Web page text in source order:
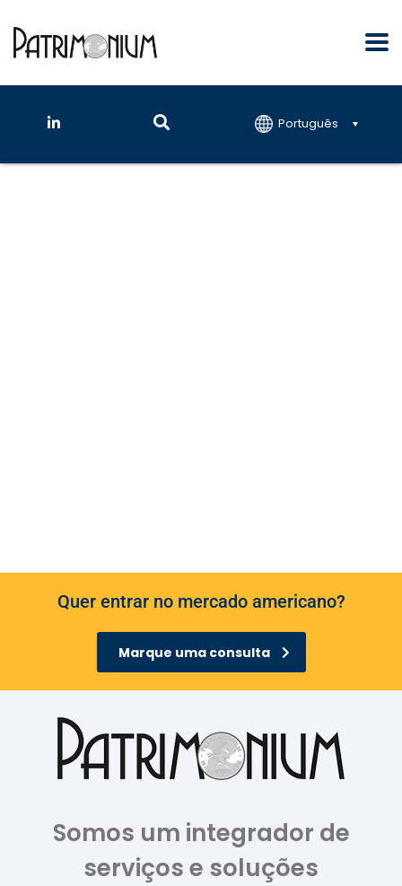
Português
Quer entrar no mercado americano?
Marque uma consulta
Somos um integrador de
serviços e soluções